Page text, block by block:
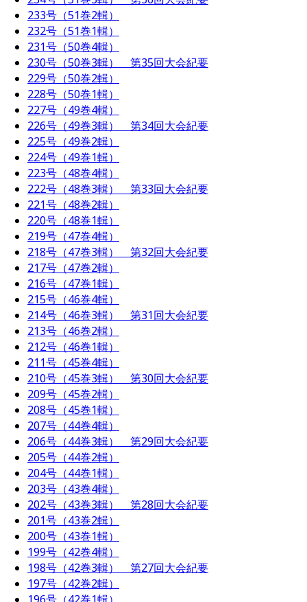
233号（51巻2輯）
232号（51巻1輯）
231号（50巻4輯）
230号（50巻3輯） 第35回大会紀要
229号（50巻2輯）
228号（50巻1輯）
227号（49巻4輯）
226号（49巻3輯） 第34回大会紀要
225号（49巻2輯）
224号（49巻1輯）
223号（48巻4輯）
222号（48巻3輯） 第33回大会紀要
221号（48巻2輯）
220号（48巻1輯）
219号（47巻4輯）
218号（47巻3輯） 第32回大会紀要
217号（47巻2輯）
216号（47巻1輯）
215号（46巻4輯）
214号（46巻3輯） 第31回大会紀要
213号（46巻2輯）
212号（46巻1輯）
211号（45巻4輯）
210号（45巻3輯） 第30回大会紀要
209号（45巻2輯）
208号（45巻1輯）
207号（44巻4輯）
206号（44巻3輯） 第29回大会紀要
205号（44巻2輯）
204号（44巻1輯）
203号（43巻4輯）
202号（43巻3輯） 第28回大会紀要
201号（43巻2輯）
200号（43巻1輯）
199号（42巻4輯）
198号（42巻3輯） 第27回大会紀要
197号（42巻2輯）